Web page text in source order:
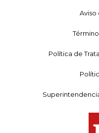
Aviso
Política de